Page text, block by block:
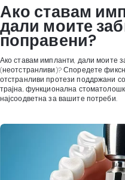
Ако ставам
дали моите
поправени?
Ако ставам импланти, дали моите
(неотстранливи)? Споредете
отстранливи протези поддржани
трајна, функционална
најсоодветна за вашите потреби.